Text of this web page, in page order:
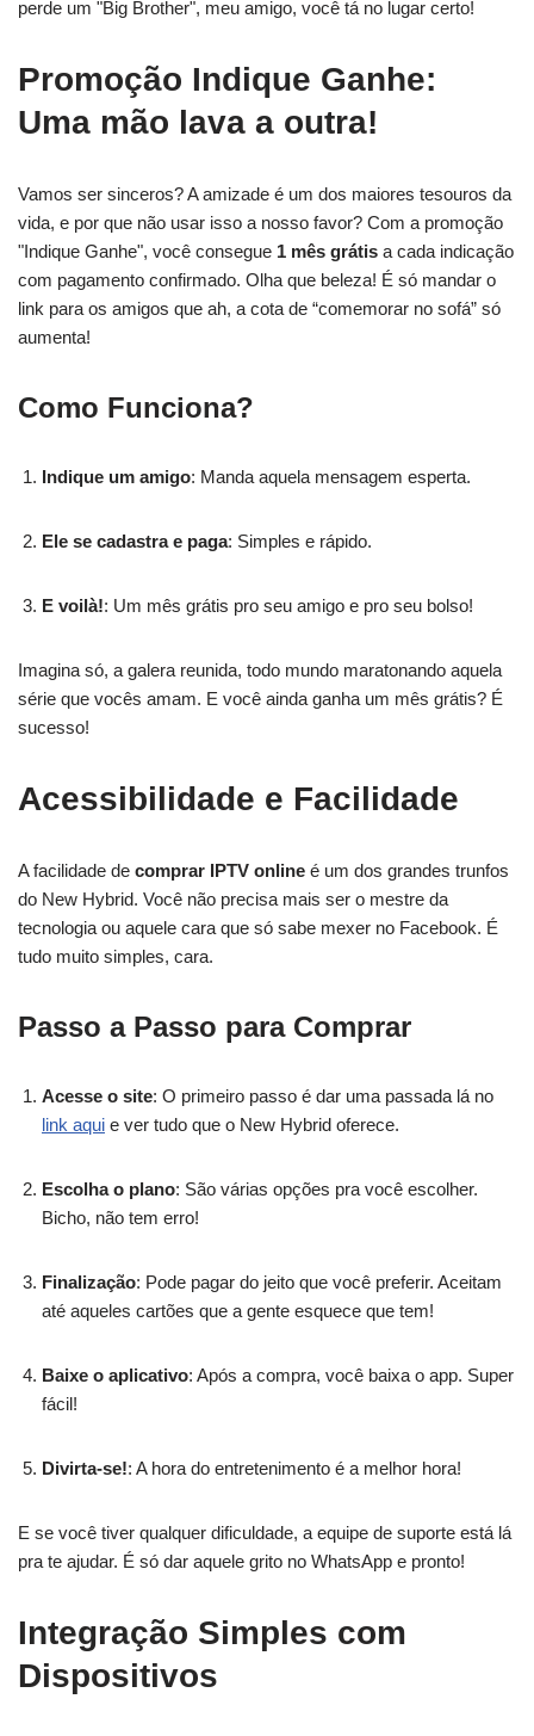
perde um "Big Brother", meu amigo, você tá no lugar certo!
Promoção Indique Ganhe:
Uma mão lava a outra!
Vamos ser sinceros? A amizade é um dos maiores tesouros da
vida, e por que não usar isso a nosso favor? Com a promoção
"Indique Ganhe", você consegue 1 mês grátis a cada indicação
com pagamento confirmado. Olha que beleza! É só mandar o
link para os amigos que ah, a cota de “comemorar no sofá” só
aumenta!
Como Funciona?
Indique um amigo: Manda aquela mensagem esperta.
Ele se cadastra e paga: Simples e rápido.
E voilà!: Um mês grátis pro seu amigo e pro seu bolso!
Imagina só, a galera reunida, todo mundo maratonando aquela
série que vocês amam. E você ainda ganha um mês grátis? É
sucesso!
Acessibilidade e Facilidade
A facilidade de comprar IPTV online é um dos grandes trunfos
do New Hybrid. Você não precisa mais ser o mestre da
tecnologia ou aquele cara que só sabe mexer no Facebook. É
tudo muito simples, cara.
Passo a Passo para Comprar
Acesse o site: O primeiro passo é dar uma passada lá no
link aqui e ver tudo que o New Hybrid oferece.
Escolha o plano: São várias opções pra você escolher.
Bicho, não tem erro!
Finalização: Pode pagar do jeito que você preferir. Aceitam
até aqueles cartões que a gente esquece que tem!
Baixe o aplicativo: Após a compra, você baixa o app. Super
fácil!
Divirta-se!: A hora do entretenimento é a melhor hora!
E se você tiver qualquer dificuldade, a equipe de suporte está lá
pra te ajudar. É só dar aquele grito no WhatsApp e pronto!
Integração Simples com
Dispositivos